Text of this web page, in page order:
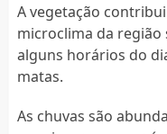
A vegetação
microclima da região
alguns horários do
matas.
As chuvas são